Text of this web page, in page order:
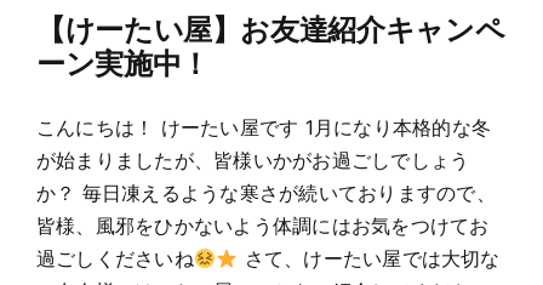
【けーたい屋】お友達紹介キャンペ
ーン実施中！
こんにちは！ けーたい屋です 1月になり本格的な冬
が始まりましたが、皆様いかがお過ごしでしょう
か？ 毎日凍えるような寒さが続いておりますので、
皆様、風邪をひかないよう体調にはお気をつけてお
過ごしくださいね
さて、けーたい屋では大切な